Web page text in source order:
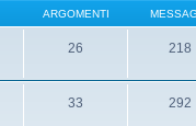
ARGOMENTI
26 218
33 292